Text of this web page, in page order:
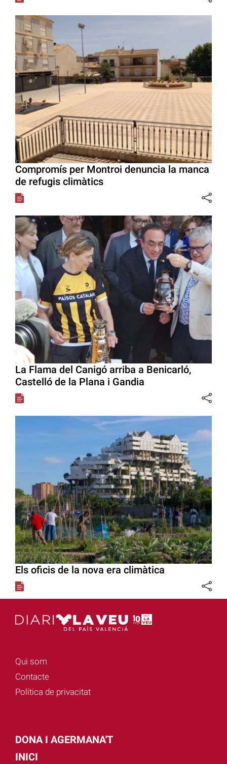
Compromís per Montroi denuncia la manca
de refugis climàtics
La Flama del Canigó arriba a Benicarló,
Castelló de la Plana i Gandia
Els oficis de la nova era climàtica
Qui som
Contacte
Política de privacitat
DONA I AGERMANA'T
INICI